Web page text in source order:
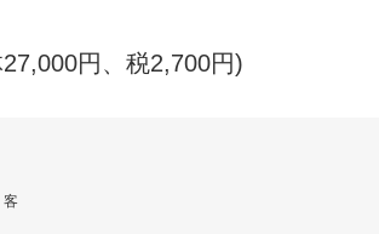
円、税2,700円)
客